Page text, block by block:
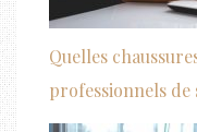
Quelles
professionnels de